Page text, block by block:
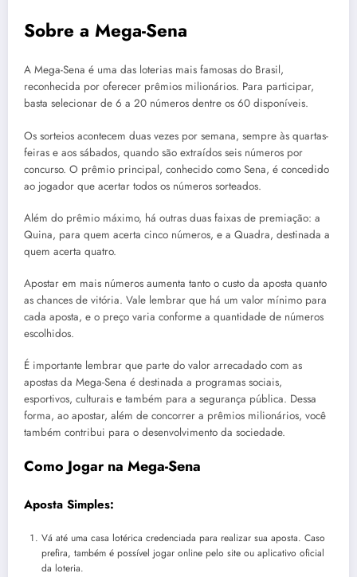
Sobre a Mega-Sena
A Mega-Sena é uma das loterias mais famosas do Brasil,
reconhecida por oferecer prêmios milionários. Para participar,
basta selecionar de 6 a 20 números dentre os 60 disponíveis.
Os sorteios acontecem duas vezes por semana, sempre às quartas-
feiras e aos sábados, quando são extraídos seis números por
concurso. O prêmio principal, conhecido como Sena, é concedido
ao jogador que acertar todos os números sorteados.
Além do prêmio máximo, há outras duas faixas de premiação: a
Quina, para quem acerta cinco números, e a Quadra, destinada a
quem acerta quatro.
Apostar em mais números aumenta tanto o custo da aposta quanto
as chances de vitória. Vale lembrar que há um valor mínimo para
cada aposta, e o preço varia conforme a quantidade de números
escolhidos.
É importante lembrar que parte do valor arrecadado com as
apostas da Mega-Sena é destinada a programas sociais,
esportivos, culturais e também para a segurança pública. Dessa
forma, ao apostar, além de concorrer a prêmios milionários, você
também contribui para o desenvolvimento da sociedade.
Como Jogar na Mega-Sena
Aposta Simples:
Vá até uma casa lotérica credenciada para realizar sua aposta. Caso
prefira, também é possível jogar online pelo site ou aplicativo oficial
da loteria.